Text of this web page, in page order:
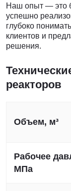
Наш опыт — это
успешно
глубоко
клиентов и
решения.
реакторов
Объем, м³
Рабочее
МПа